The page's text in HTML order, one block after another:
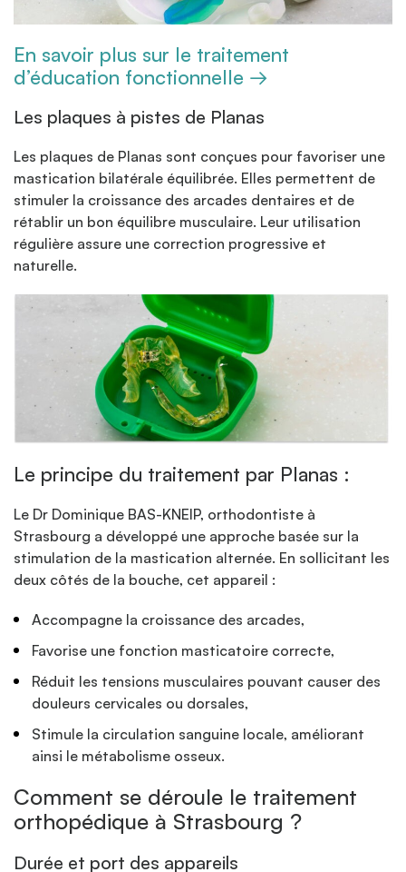
En savoir plus sur le traitement
d’éducation fonctionnelle →
Les plaques à pistes de Planas
Les plaques de Planas sont conçues pour favoriser une
mastication bilatérale équilibrée. Elles permettent de
stimuler la croissance des arcades dentaires et de
rétablir un bon équilibre musculaire. Leur utilisation
régulière assure une correction progressive et
naturelle.
Le principe du traitement par Planas :
Le Dr Dominique BAS-KNEIP, orthodontiste à
Strasbourg a développé une approche basée sur la
stimulation de la mastication alternée. En sollicitant les
deux côtés de la bouche, cet appareil :
Accompagne la croissance des arcades,
Favorise une fonction masticatoire correcte,
Réduit les tensions musculaires pouvant causer des
douleurs cervicales ou dorsales,
Stimule la circulation sanguine locale, améliorant
ainsi le métabolisme osseux.
Comment se déroule le traitement
orthopédique à Strasbourg ?
Durée et port des appareils